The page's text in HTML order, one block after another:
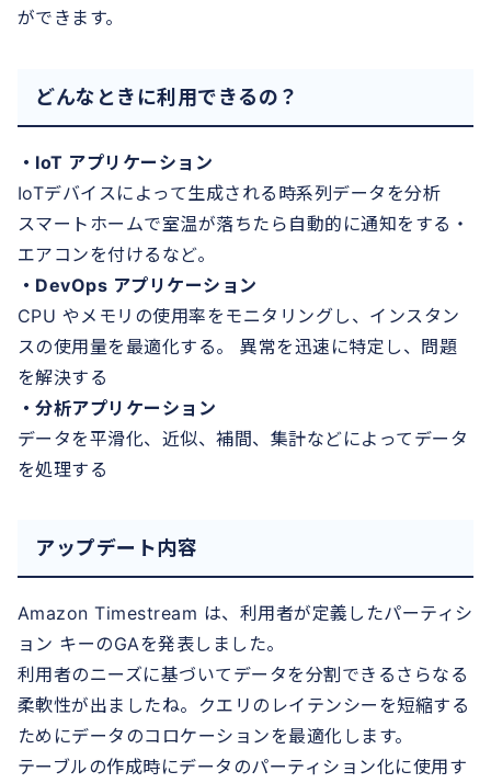
ができます。
どんなときに利用できるの？
・IoT アプリケーション
IoTデバイスによって生成される時系列データを分析
スマートホームで室温が落ちたら自動的に通知をする・
エアコンを付けるなど。
・DevOps アプリケーション
CPU やメモリの使用率をモニタリングし、インスタン
スの使用量を最適化する。 異常を迅速に特定し、問題
を解決する
・分析アプリケーション
データを平滑化、近似、補間、集計などによってデータ
を処理する
アップデート内容
Amazon Timestream は、利用者が定義したパーティシ
ョン キーのGAを発表しました。
利用者のニーズに基づいてデータを分割できるさらなる
柔軟性が出ましたね。クエリのレイテンシーを短縮する
ためにデータのコロケーションを最適化します。
テーブルの作成時にデータのパーティション化に使用す